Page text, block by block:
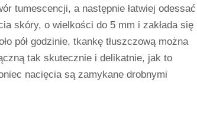
tumescencji, a następnie łatwiej odessać
skóry, o wielkości do 5 mm i zakłada się
pół godzinie, tkankę tłuszczową można
tak skutecznie i delikatnie, jak to
nacięcia są zamykane drobnymi